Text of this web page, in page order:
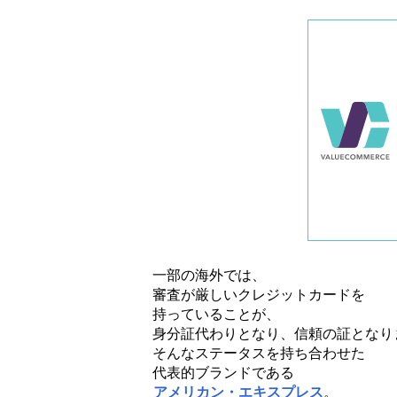
一部の海外では、
審査が厳しいクレジットカードを
持っていることが、
身分証代わりとなり、信頼の証となり
そんなステータスを持ち合わせた
代表的ブランドである
アメリカン・エキスプレス。